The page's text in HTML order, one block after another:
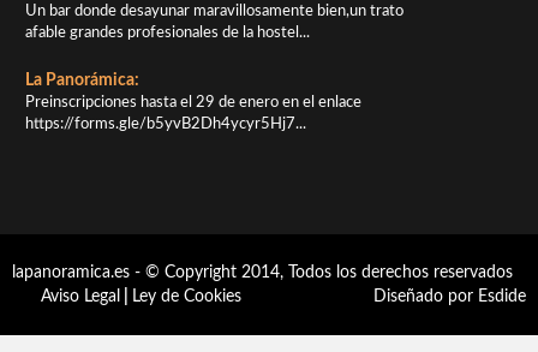
Un bar donde desayunar maravillosamente bien,un trato
afable grandes profesionales de la hostel...
La Panorámica:
Preinscripciones hasta el 29 de enero en el enlace
https://forms.gle/b5yvB2Dh4ycyr5Hj7...
lapanoramica.es - © Copyright 2014, Todos los derechos reservados
Aviso Legal
Ley de Cookies Diseñado por Esdide